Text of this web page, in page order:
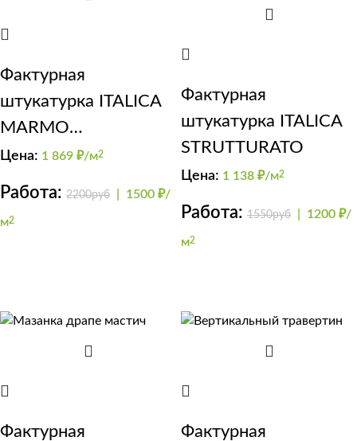
Фактурная
штукатурка ITALICA
MARMO
TRAVERTINO 500
Цена: 1 869 ₽/м2
Работа: 2200руб 1500 ₽/
м2
Фактурная
штукатурка ITALICA
STRUTTURATO
Цена: 1 138 ₽/м2
Работа: 1550руб 1200 ₽/
м2
Фактурная
Фактурная